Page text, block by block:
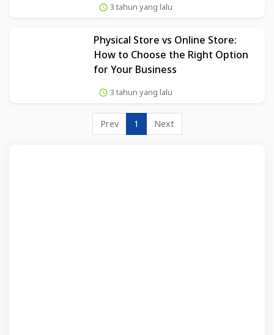
3 tahun yang lalu
Physical Store vs Online Store:
How to Choose the Right Option
for Your Business
3 tahun yang lalu
Prev 1 Next